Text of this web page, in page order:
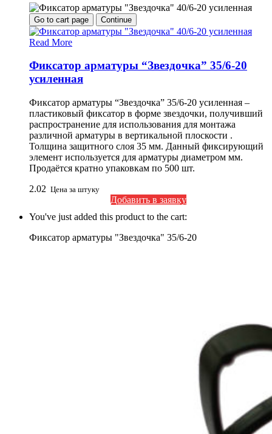
Go to cart page Continue
Read More
Фиксатор арматуры “Звездочка” 35/6-20
усиленная
Фиксатор арматуры “Звездочка” 35/6-20 усиленная –
пластиковый фиксатор в форме звездочки, получивший
распространение для использования для монтажа
различной арматуры в вертикальной плоскости .
Толщина защитного слоя 35 мм. Данный фиксирующий
элемент используется для арматуры диаметром мм.
Продаётся кратно упаковкам по 500 шт.
2.02 Цена за штуку
Добавить в заявку
You've just added this product to the cart:
Фиксатор арматуры "Звездочка" 35/6-20